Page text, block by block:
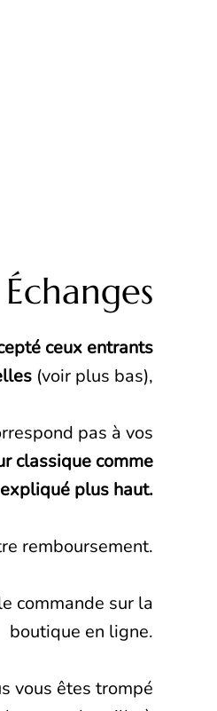
Échanges
ceux entrants
(voir plus bas),
pas à vos
classique comme
expliqué plus haut.
remboursement.
commande sur la
boutique en ligne.
vous êtes trompé